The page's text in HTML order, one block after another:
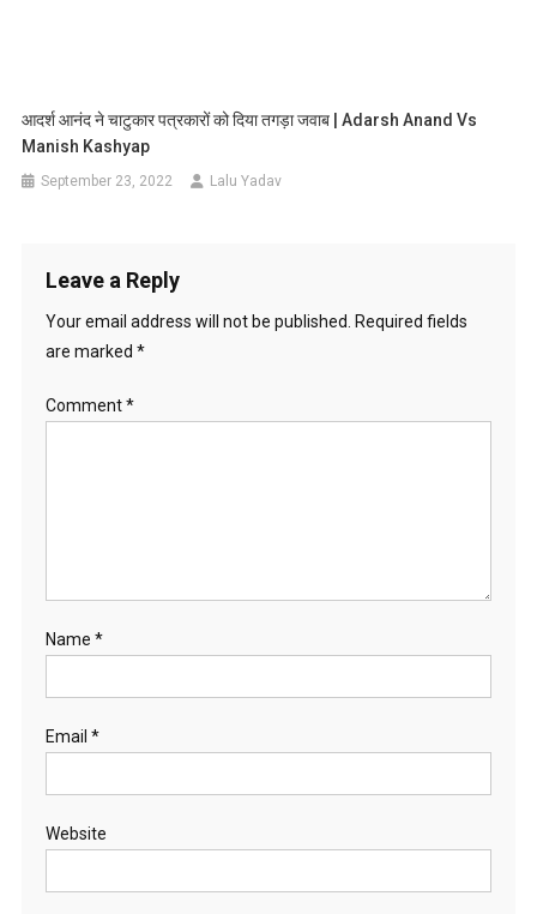
आदर्श आनंद ने चाटुकार पत्रकारों को दिया तगड़ा जवाब | Adarsh Anand Vs
Manish Kashyap
September 23, 2022 Lalu Yadav
Leave a Reply
Your email address will not be published.
Required fields
are marked *
Comment*
Name *
Email *
Website